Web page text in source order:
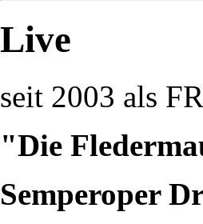
Live
seit 2003 als
"Die
Semperoper